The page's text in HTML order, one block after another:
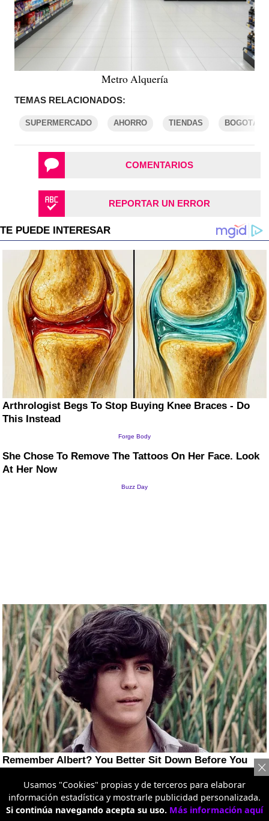
Metro Alquería
TEMAS RELACIONADOS:
SUPERMERCADO AHORRO TIENDAS BOGOTÁ
COMENTARIOS
REPORTAR UN ERROR
Usamos "Cookies" propias y de terceros para elaborar
información estadística y mostrarle publicidad personalizada.
Si continúa navegando acepta su uso. Más información aquí